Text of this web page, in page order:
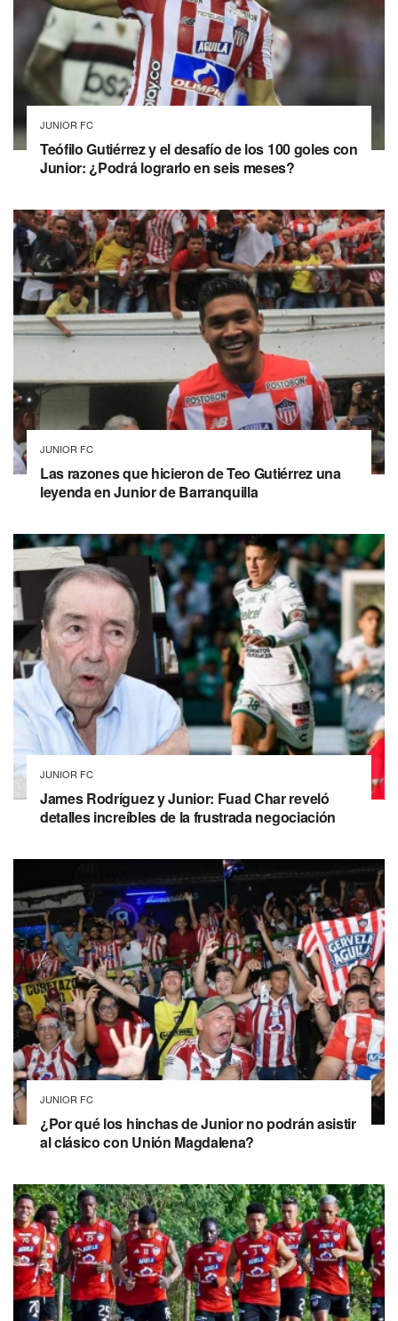
JUNIOR FC
Teófilo Gutiérrez y el desafío de los 100 goles con
Junior: ¿Podrá lograrlo en seis meses?
JUNIOR FC
Las razones que hicieron de Teo Gutiérrez una
leyenda en Junior de Barranquilla
JUNIOR FC
James Rodríguez y Junior: Fuad Char reveló
detalles increíbles de la frustrada negociación
JUNIOR FC
¿Por qué los hinchas de Junior no podrán asistir
al clásico con Unión Magdalena?